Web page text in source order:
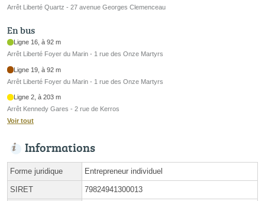
Arrêt Liberté Quartz - 27 avenue Georges Clemenceau
En bus
Ligne 16, à 92 m
Arrêt Liberté Foyer du Marin - 1 rue des Onze Martyrs
Ligne 19, à 92 m
Arrêt Liberté Foyer du Marin - 1 rue des Onze Martyrs
Ligne 2, à 203 m
Arrêt Kennedy Gares - 2 rue de Kerros
Voir tout
Informations
Forme juridique Entrepreneur individuel
SIRET 79824941300013